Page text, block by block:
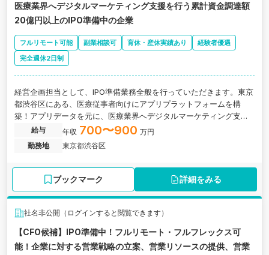
医療業界へデジタルマーケティング支援を行う累計資金調達額
20億円以上のIPO準備中の企業
フルリモート可能 副業相談可 育休・産休実績あり
経験者優遇
完全週休2日制
経営企画担当として、IPO準備業務全般を行っていただきます。東京
都渋谷区にある、医療従事者向けにアプリプラットフォームを構
築！アプリデータを元に、医療業界へデジタルマーケティング支援
を通じて業界変革を起こすスタートアップ企業の求人です。
給与 年収 700〜900 万円
勤務地
東京都渋谷区
ブックマーク 詳細をみる
社名非公開（ログインすると閲覧できます）
【CFO候補】IPO準備中！フルリモート・フルフレックス可
能！企業に対する営業戦略の立案、営業リソースの提供、営業